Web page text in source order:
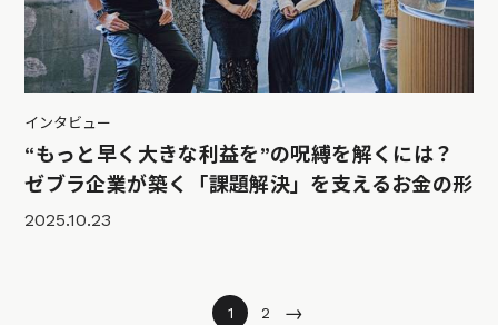
インタビュー
“もっと早く大きな利益を”の呪縛を解くには？
ゼブラ企業が築く「課題解決」を支えるお金の形
2025.10.23
1 2 →